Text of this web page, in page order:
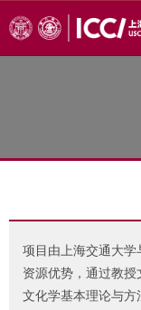
项目由上海交通大
资源优势，通过教
文化学基本理论与